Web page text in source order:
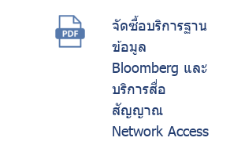
จัดซื้อบริการฐาน
ข้อมูล
Bloomberg และ
บริการสื่อ
สัญญาณ
Network Access